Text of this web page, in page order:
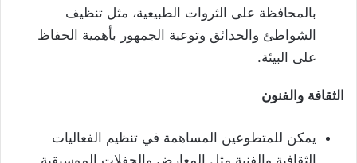
بالمحافظة على الثروات الطبيعية، مثل تنظيف
الشواطئ والحدائق وتوعية الجمهور بأهمية الحفاظ
على البيئة.
الثقافة والفنون
يمكن للمتطوعين المساهمة في تنظيم الفعاليات